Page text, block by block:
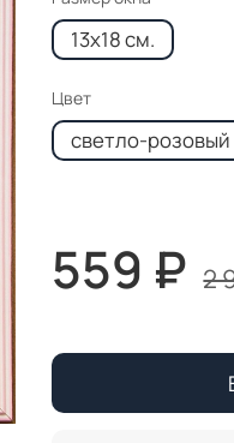
13x18 см.
Цвет
светло-розовый
559 ₽ 2